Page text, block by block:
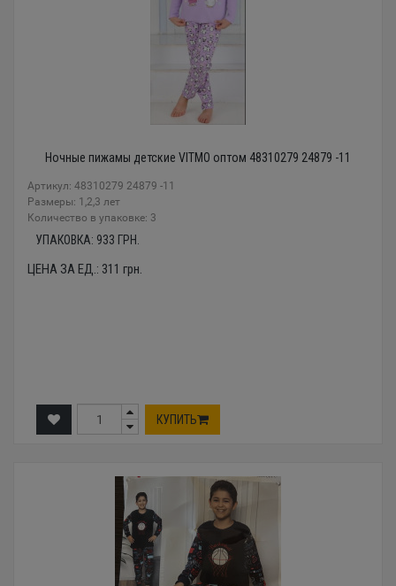
Ночные пижамы детские VITMO оптом 48310279 24879 -11
Артикул: 48310279 24879 -11
Размеры: 1,2,3 лет
Количество в упаковке: 3
УПАКОВКА: 933 ГРН.
ЦЕНА ЗА ЕД.: 311 грн.
КУПИТЬ